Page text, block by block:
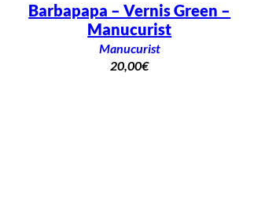
Barbapapa – Vernis Green –
Manucurist
Manucurist
20,00€